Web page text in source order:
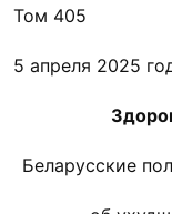
Том 405
5 апреля 2025
Беларусские